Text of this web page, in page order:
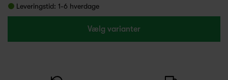
Leveringstid: 1-6 hverdage
Vælg varianter